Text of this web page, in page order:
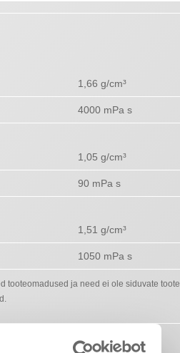
1,66 g/cm³
4000 mPa s
1,05 g/cm³
90 mPa s
1,51 g/cm³
1050 mPa s
tooteomadused ja need ei ole siduvate toote